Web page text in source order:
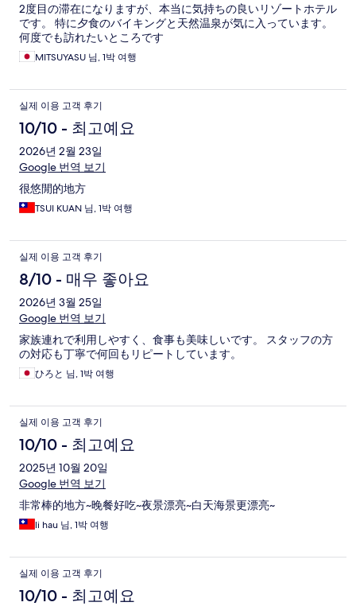
2度目の滞在になりますが、本当に気持ちの良いリゾートホテル
です。 特に夕食のバイキングと天然温泉が気に入っています。
何度でも訪れたいところです
MITSUYASU 님, 1박 여행
실제 이용 고객 후기
10/10 - 최고예요
2026년 2월 23일
Google 번역 보기
很悠閒的地方
TSUI KUAN 님, 1박 여행
실제 이용 고객 후기
8/10 - 매우 좋아요
2026년 3월 25일
Google 번역 보기
家族連れで利用しやすく、食事も美味しいです。 スタッフの方
の対応も丁寧で何回もリピートしています。
ひろと 님, 1박 여행
실제 이용 고객 후기
10/10 - 최고예요
2025년 10월 20일
Google 번역 보기
非常棒的地方~晚餐好吃~夜景漂亮~白天海景更漂亮~
li hau 님, 1박 여행
실제 이용 고객 후기
10/10 - 최고예요